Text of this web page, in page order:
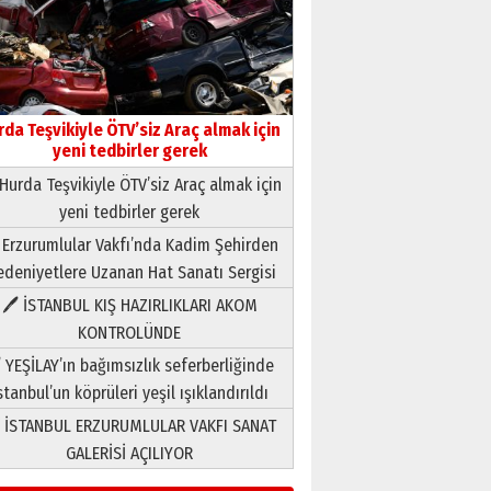
Teşvikiyle ÖTV’siz Araç almak için
yeni tedbirler gerek
Teşvikiyle ÖTV’siz Araç almak için
yeni tedbirler gerek
Vakfı’nda Kadim Şehirden
Uzanan Hat Sanatı Sergisi
🖊 İSTANBUL KIŞ HAZIRLIKLARI AKOM
KONTROLÜNDE
bağımsızlık seferberliğinde
köprüleri yeşil ışıklandırıldı
ERZURUMLULAR VAKFI SANAT
GALERİSİ AÇILIYOR
Neşat YALÇIN
Paranın Aile Kültüründeki Yeri
03 Ağustos 2026 Pazartesi
Yıldırım Gündoğdu
HAVVA’NIN ÜÇ KIZI
09 Temmuz 2026 Perşembe
Yusuf POLAT
Şampiyonluk Sebahattin
Şirin’e yazar